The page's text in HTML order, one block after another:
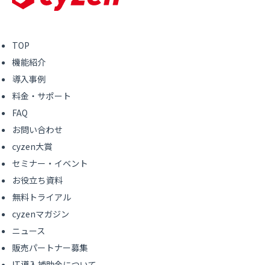
TOP
機能紹介
導入事例
料金・サポート
FAQ
お問い合わせ
cyzen大賞
セミナー・イベント
お役立ち資料
無料トライアル
cyzenマガジン
ニュース
販売パートナー募集